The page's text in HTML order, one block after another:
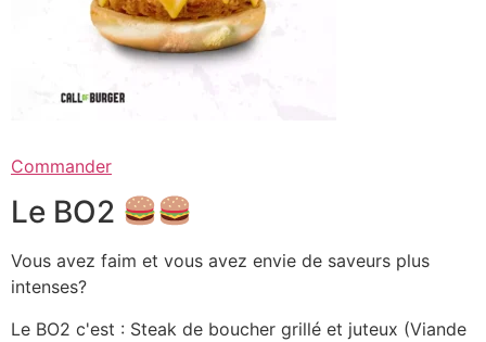
Commander
Le BO2
Vous avez faim et vous avez envie de saveurs plus
intenses?
Le BO2 c'est : Steak de boucher grillé et juteux (Viande